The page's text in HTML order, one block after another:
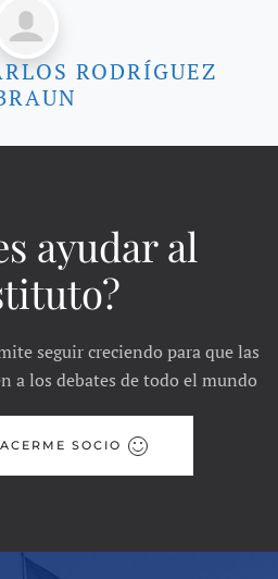
RODRÍGUEZ
ayudar al
seguir creciendo para que las
a los debates de todo el mundo
SOCIO